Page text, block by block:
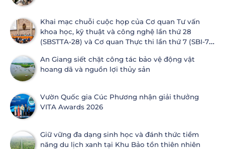
Khai mạc chuỗi cuộc họp của Cơ quan Tư vấn
khoa học, kỹ thuật và công nghệ lần thứ 28
(SBSTTA-28) và Cơ quan Thực thi lần thứ 7 (SBI-7)
An Giang siết chặt công tác bảo vệ động vật
hoang dã và nguồn lợi thủy sản
Vườn Quốc gia Cúc Phương nhận giải thưởng
VITA Awards 2026
Giữ vững đa dạng sinh học và đánh thức tiềm
năng du lịch xanh tại Khu Bảo tồn thiên nhiên